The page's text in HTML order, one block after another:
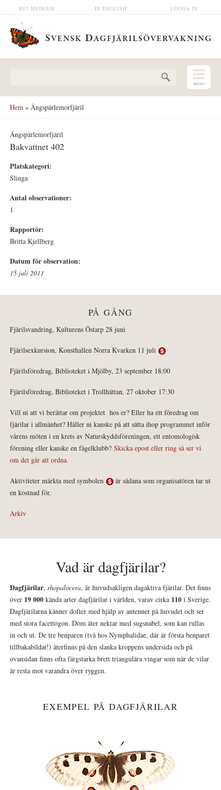
Hoppa till huvudinnehåll LOGGA IN
IN ENGLISH
BLI MEDLEM
Hem » Ängspärlemorfjäril
Ängspärlemorfjäril
Bakvattnet 402
Platskategori:
Slinga
Antal observationer:
1
Rapportör:
Britta Kjellberg
Datum för observation:
15 juli 2011
PÅ GÅNG
Fjärilsvandring, Kulturens Östarp 28 juni
Fjärilsexkursion, Konsthallen Norra Kvarken 11 juli
Fjärilsföredrag, Biblioteket i Mjölby, 23 september 18:00
Fjärilsföredrag, Biblioteket i Trollhättan, 27 oktober 17:30
Vill ni att vi berättar om projektet hos er? Eller ha ett föredrag om
fjärilar i allmänhet? Håller ni kanske på att sätta ihop programmet inför
vårens möten i en krets av Naturskyddsföreningen, ett entomologisk
förening eller kanske en fågelklubb? Skicka epost eller ring så ser vi
om det går att ordna.
Aktiviteter märkta med symbolen
är sådana som organisatören tar ut
en kostnad för.
Arkiv
Vad är dagfjärilar?
Dagfjärilar, rhopalocera, är huvudsakligen dagaktiva fjärilar. Det finns
över 19 000 kända arter dagfjärilar i världen, varav cirka 110 i Sverige.
Dagfjärilarna känner dofter med hjälp av antenner på huvudet och ser
med stora facettögon. Dom äter nektar med sugsnabel, som kan rullas
in och ut. De tre benparen (två hos Nymphalidae, där är första benparet
tillbakabildat!) återfinns på den slanka kroppens undersida och på
ovansidan finns ofta färgstarka brett triangulära vingar som när de vilar
är resta mot varandra över ryggen.
EXEMPEL PÅ DAGFJÄRILAR